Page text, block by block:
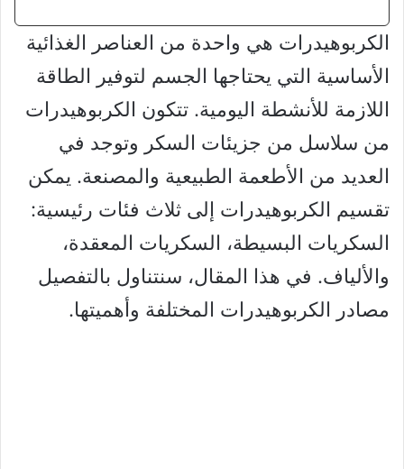
الكربوهيدرات هي واحدة من العناصر الغذائية
الأساسية التي يحتاجها الجسم لتوفير الطاقة
اللازمة للأنشطة اليومية. تتكون الكربوهيدرات
من سلاسل من جزيئات السكر وتوجد في
العديد من الأطعمة الطبيعية والمصنعة. يمكن
تقسيم الكربوهيدرات إلى ثلاث فئات رئيسية:
السكريات البسيطة، السكريات المعقدة،
والألياف. في هذا المقال، سنتناول بالتفصيل
مصادر الكربوهيدرات المختلفة وأهميتها.